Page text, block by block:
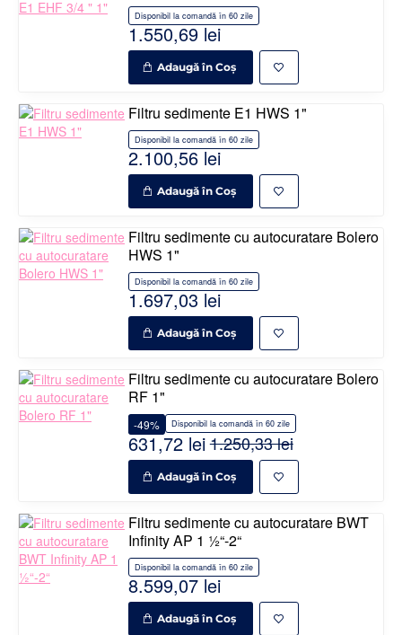
Disponibil la comandă în 60 zile
1.550,69 lei
Adaugă în Coş
Filtru sedimente E1 HWS 1"
Disponibil la comandă în 60 zile
2.100,56 lei
Adaugă în Coş
Filtru sedimente cu autocuratare Bolero
HWS 1"
Disponibil la comandă în 60 zile
1.697,03 lei
Adaugă în Coş
Filtru sedimente cu autocuratare Bolero
RF 1"
Disponibil la comandă în 60 zile
-49%
631,72 lei1.250,33 lei
Adaugă în Coş
Filtru sedimente cu autocuratare BWT
Infinity AP 1 ½“-2“
Disponibil la comandă în 60 zile
8.599,07 lei
Adaugă în Coş